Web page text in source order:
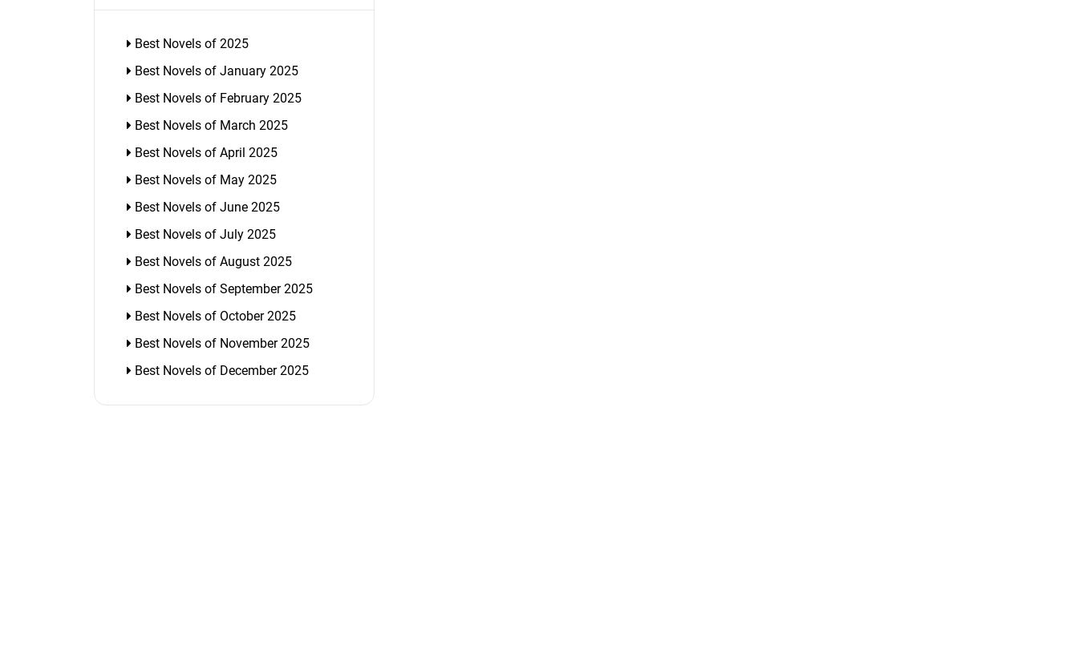
Best Novels of 2025
Best Novels of January 2025
Best Novels of February 2025
Best Novels of March 2025
Best Novels of April 2025
Best Novels of May 2025
Best Novels of June 2025
Best Novels of July 2025
Best Novels of August 2025
Best Novels of September 2025
Best Novels of October 2025
Best Novels of November 2025
Best Novels of December 2025